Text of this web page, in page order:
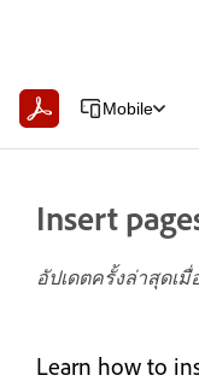
Mobile
Insert
อัปเดตครั้งล่าสุดเมื่
Learn how to